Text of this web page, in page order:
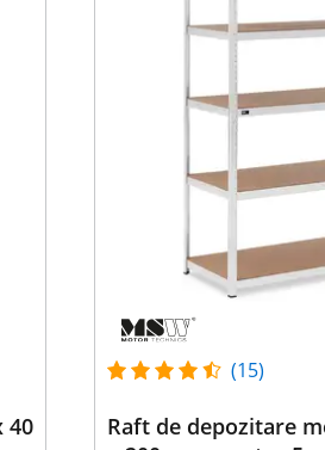
40
(15)
Raft de depozitare